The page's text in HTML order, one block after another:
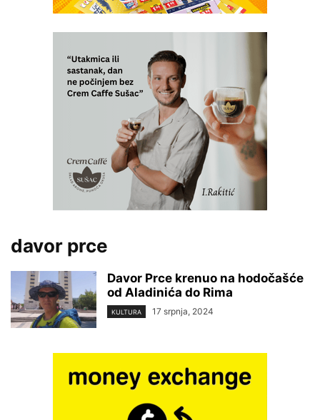
davor prce
Davor Prce krenuo na hodočašće
od Aladinića do Rima
KULTURA 17 srpnja, 2024